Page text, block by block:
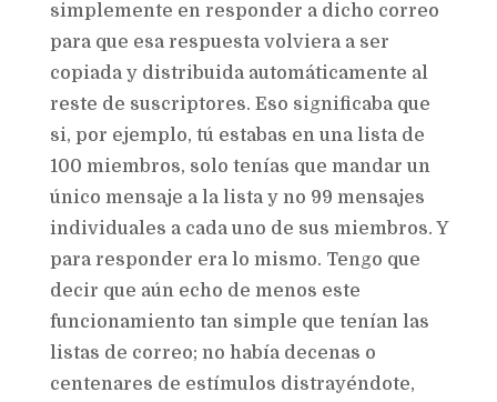
simplemente en responder a dicho correo
para que esa respuesta volviera a ser
copiada y distribuida automáticamente al
reste de suscriptores. Eso significaba que
si, por ejemplo, tú estabas en una lista de
100 miembros, solo tenías que mandar un
único mensaje a la lista y no 99 mensajes
individuales a cada uno de sus miembros. Y
para responder era lo mismo. Tengo que
decir que aún echo de menos este
funcionamiento tan simple que tenían las
listas de correo; no había decenas o
centenares de estímulos distrayéndote,